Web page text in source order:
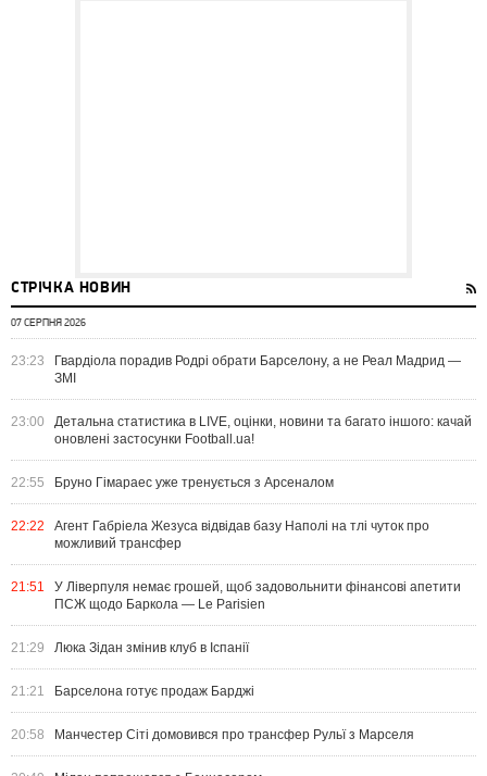
СТРІЧКА НОВИН
07 СЕРПНЯ 2026
23:23
Гвардіола порадив Родрі обрати Барселону, а не Реал Мадрид —
ЗМІ
23:00
Детальна статистика в LIVE, оцінки, новини та багато іншого: качай
оновлені застосунки Football.ua!
22:55 Бруно Гімараес уже тренується з Арсеналом
22:22
Агент Габріела Жезуса відвідав базу Наполі на тлі чуток про
можливий трансфер
21:51
У Ліверпуля немає грошей, щоб задовольнити фінансові апетити
ПСЖ щодо Баркола — Le Parisien
21:29 Люка Зідан змінив клуб в Іспанії
21:21 Барселона готує продаж Барджі
20:58 Манчестер Сіті домовився про трансфер Рульї з Марселя